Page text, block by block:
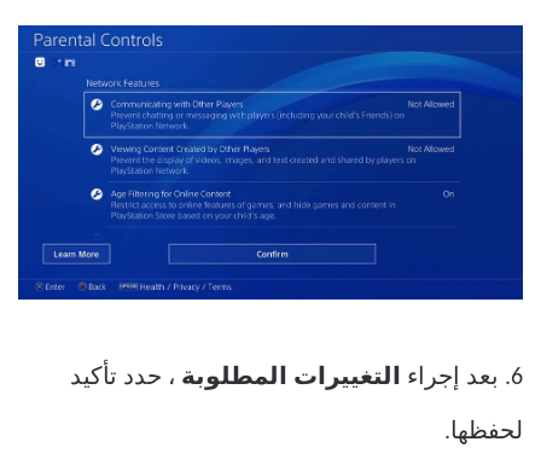
6. بعد إجراء التغييرات المطلوبة ، حدد تأكيد
لحفظها.